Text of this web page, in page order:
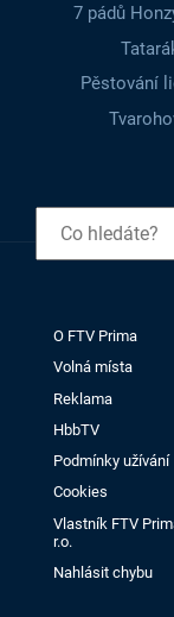
7 pádů
Pěstování
O FTV Prima
Volná místa
Reklama
HbbTV
Podmínky užívání
Cookies
Vlastník FTV
r.o.
Nahlásit chybu